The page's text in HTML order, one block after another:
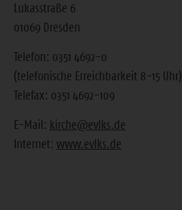
Lukasstraße 6
01069 Dresden
Telefon: 0351 4692-0
(telefonische Erreichbarkeit 8-15 Uhr)
Telefax: 0351 4692-109
E-Mail: kirche@evlks.de
Internet: www.evlks.de